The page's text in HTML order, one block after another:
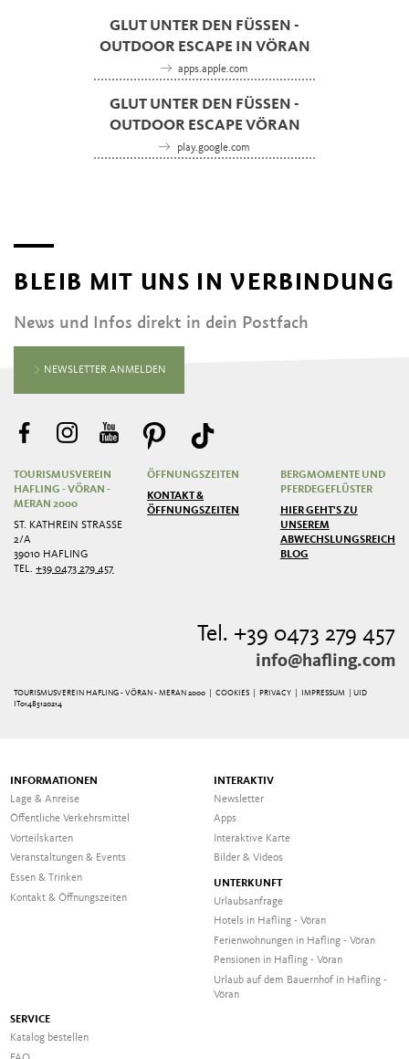
GLUT UNTER DEN FÜSSEN - O
UTDOOR ESCAPE IN VÖRAN
apps.apple.com
GLUT UNTER DEN FÜSSEN - O
UTDOOR ESCAPE VÖRAN
play.google.com
BLEIB MIT UNS IN VERBINDUNG
News und Infos direkt in dein Postfach
NEWSLETTER ANMELDEN
TOURISMUSVEREIN
HAFLING - VÖRAN -
MERAN 2000
ST. KATHREIN STRASSE 2
/A
39010 HAFLING
TEL.+39 0473 279 457
ÖFFNUNGSZEITEN
KONTAKT &
ÖFFNUNGSZEITEN
BERGMOMENTE UND
PFERDEGEFLÜSTER
HIER GEHT'S ZU
UNSEREM
ABWECHSLUNGSREICHEN
BLOG
Tel. +39 0473 279 457
info@hafling.com
TOURISMUSVEREIN HAFLING - VÖRAN - MERAN 2000 | COOKIES PRIVACY IMPRESSUM
| UID
IT01485120214
INFORMATIONEN
Lage & Anreise
Öffentliche Verkehrsmittel
Vorteilskarten
Veranstaltungen & Events
Essen & Trinken
Kontakt & Öffnungszeiten
INTERAKTIV
Newsletter
Apps
Interaktive Karte
Bilder & Videos
UNTERKUNFT
Urlaubsanfrage
Hotels in Hafling - Vöran
Ferienwohnungen in Hafling - Vöran
Pensionen in Hafling - Vöran
Urlaub auf dem Bauernhof in Hafling -
Vöran
SERVICE
Katalog bestellen